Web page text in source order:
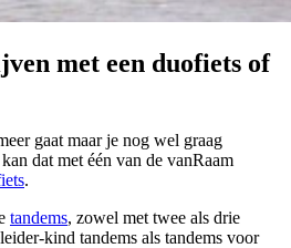
met een duofiets of
gaat maar je nog wel graag
dat met één van de vanRaam
.
tandems, zowel met twee als drie
kind tandems als tandems voor